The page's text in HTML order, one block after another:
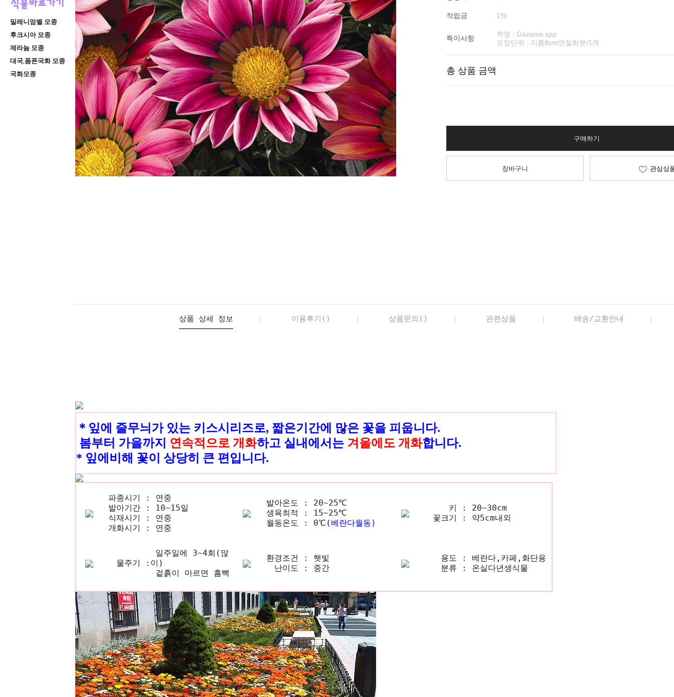
밀레니엄벨 모종
후크시아 모종
제라늄 모종
대국,폼폰국화 모종
국화모종
적립금 1%
특이사항
학명 : Gazania spp.
포장단위 : 지름8cm연질화분/1개
총 상품 금액
구매하기
장바구니 관심상
상품 상세 정보 이용후기() 상품문의() 관련상품 배송/교환안내
＊잎에 줄무늬가 있는 키스시리즈로, 짧은기간에 많은 꽃을 피웁니다.
봄부터 가을까지 연속적으로 개화하고 실내에서는 겨울에도 개화합니다.
* 잎에비해 꽃이 상당히 큰 편입니다.
파종시기 :
발아기간 :
식재시기 :
개화시기 :
연중
10~15일
연중
연중
발아온도 :
생육최적 :
월동온도 :
20~25℃
15~25℃
0℃ (베란다월동)
키 :
꽃크기 :
20~30cm
약5cm내외
물주기 :
일주일에 3~4회(많
이)
겉흙이 마르면 흠뻑
환경조건 :
난이도 :
햇빛
중간
용도 :
분류 :
베란다,카페,화단용
온실다년생식물